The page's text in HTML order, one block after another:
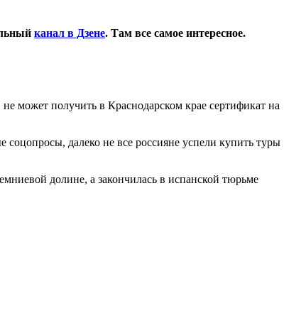
канал в Дзене. Там все самое интересное.
может получить в Краснодарском крае сертификат на
далеко не все россияне успели купить туры
долине, а закончилась в испанской тюрьме